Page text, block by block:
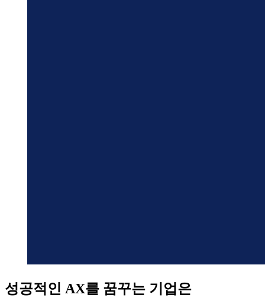
성공적인 AX를 꿈꾸는 기업은